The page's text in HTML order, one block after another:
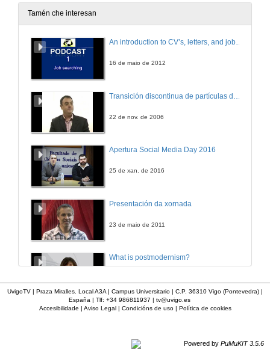
9 de maio de 2012
Participan ponentes da xornada
Intervención de Ramón Huidobro
Tamén che interesan
An introduction to CV’s, letters, and job searching
16 de maio de 2012
22 de nov. de 2006
Apertura Social Media Day 2016
25 de xan. de 2016
Presentación da xornada
23 de maio de 2011
What is postmodernism?
Presentación 'Mulleres no software libre'
UvigoTV | Praza Miralles. Local A3A | Campus Universitario | C.P. 36310 Vigo (Pontevedra) |
España | Tlf: +34 986811937 | tv@uvigo.es
Accesibilidade | Aviso Legal| Condicións de uso| Política de cookies
Powered by PuMuKIT 3.5.6